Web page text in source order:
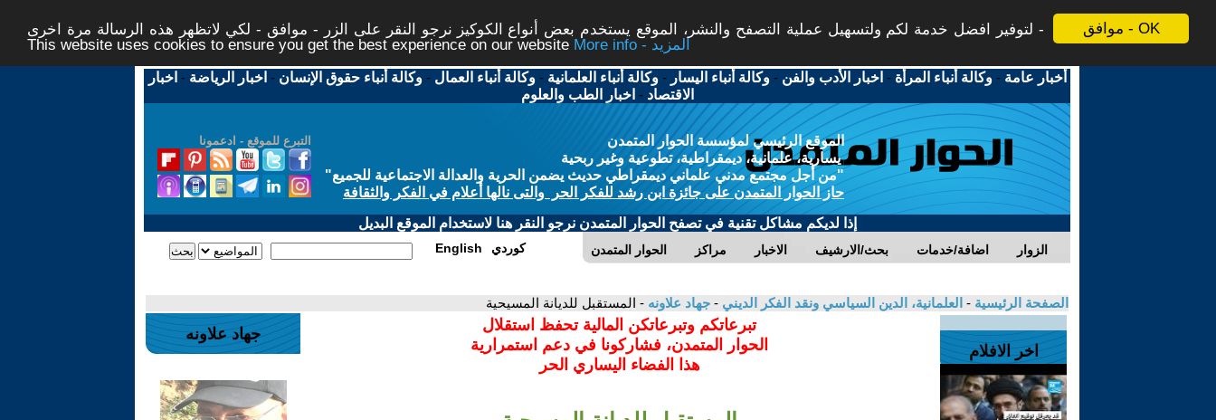
موافق - OK
لتوفير افضل خدمة لكم ولتسهيل عملية التصفح والنشر، الموقع يستخدم بعض أنواع الكوكيز نرجو النقر على الزر - موافق - لكي لاتظهر هذه الرسالة مرة اخرى -
This website uses cookies to ensure you get the best experience on our website
More info - المزيد
أخبار عامة -وكالة أنباء المرأة - اخبار الأدب والفن -وكالة أنباء اليسار -وكالة أنباء العلمانية -وكالة أنباء العمال -وكالة أنباء حقوق الإنسان - اخبار الرياضة - اخبار
الاقتصاد - اخبار الطب والعلوم
التبرع للموقع - ادعمونا
الموقع الرئيسي لمؤسسة الحوار المتمدن
يسارية، علمانية، ديمقراطية، تطوعية وغير ربحية
"من أجل مجتمع مدني علماني ديمقراطي حديث يضمن الحرية والعدالة الاجتماعية للجميع"
حاز الحوار المتمدن على جائزة ابن رشد للفكر الحر والتى نالها أعلام في الفكر والثقافة
إذا لديكم مشاكل تقنية في تصفح الحوار المتمدن نرجو النقر هنا لاستخدام الموقع البديل
الحوار المتمدن مراكز الاخبار بحث/الارشيف اضافة/خدمات الزوار English كوردي
الصفحة الرئيسية - العلمانية، الدين السياسي ونقد الفكر الديني - جهاد علاونه - المستقبل للديانة المسيحية
اخر الافلام
تبرعاتكم وتبرعاتكن المالية تحفظ استقلال
الحوار المتمدن، فشاركونا في دعم استمرارية
هذا الفضاء اليساري الحر
جهاد علاونه